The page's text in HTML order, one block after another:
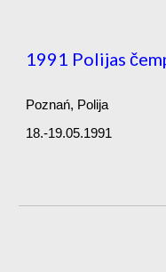
1991 Polijas
Poznań, Polija
18.-19.05.1991